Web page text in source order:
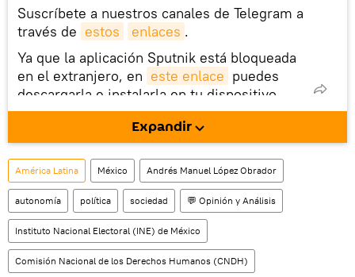
Suscríbete a nuestros canales de Telegram a
través de estos enlaces .
Ya que la aplicación Sputnik está bloqueada
en el extranjero, en este enlace puedes
descargarla e instalarla en tu dispositivo
móvil (¡solo para Android!).
También tenemos una cuenta en la red
social rusa VK .
Expandir
América Latina México Andrés Manuel López Obrador
autonomía política sociedad 💬 Opinión y Análisis
Instituto Nacional Electoral (INE) de México
Comisión Nacional de los Derechos Humanos (CNDH)